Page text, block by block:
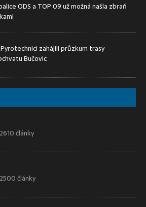
ODS a TOP 09 už možná našla zbraň
Pyrotechnici zahájili průzkum trasy
Bučovic
články
články